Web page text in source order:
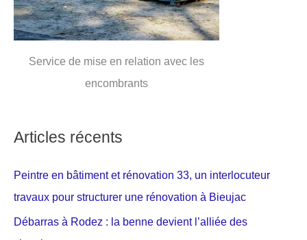
Service de mise en relation avec les
encombrants
Articles récents
Peintre en bâtiment et rénovation 33, un interlocuteur
travaux pour structurer une rénovation à Bieujac
Débarras à Rodez : la benne devient l’alliée des